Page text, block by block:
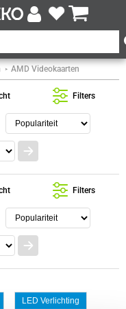
AMD Videokaarten
LED Verlichting
Filters
Filters